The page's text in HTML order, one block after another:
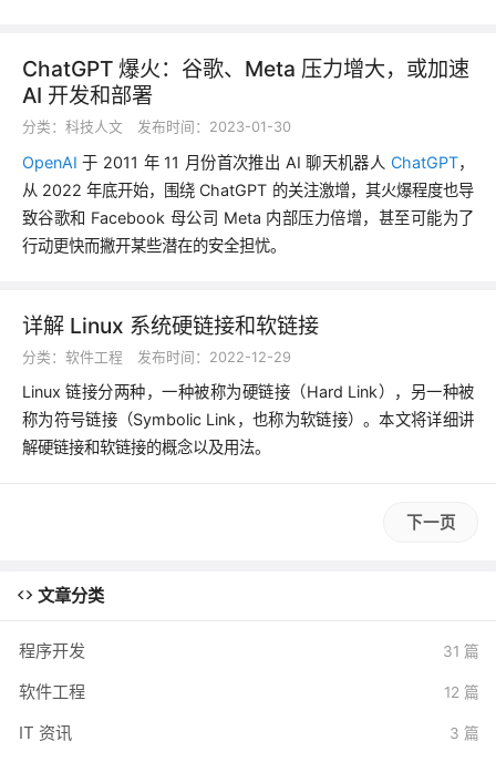
ChatGPT 爆火：谷歌、Meta 压力增大，或加速
AI 开发和部署
分类： 科技人文 发布时间：2023-01-30
OpenAI 于 2011 年 11 月份首次推出 AI 聊天机器人 ChatGPT，
从 2022 年底开始，围绕 ChatGPT 的关注激增，其火爆程度也导
致谷歌和 Facebook 母公司 Meta 内部压力倍增，甚至可能为了
行动更快而撇开某些潜在的安全担忧。
详解 Linux 系统硬链接和软链接
分类： 软件工程 发布时间：2022-12-29
Linux 链接分两种，一种被称为硬链接（Hard Link），另一种被
称为符号链接（Symbolic Link，也称为软链接）。本文将详细讲
解硬链接和软链接的概念以及用法。
下一页
文章分类
程序开发 31 篇
软件工程 12 篇
IT 资讯 3 篇